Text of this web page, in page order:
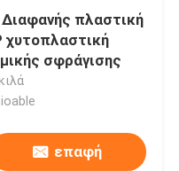
πλαστική
χυτοπλαστική
σφράγισης
επαφή